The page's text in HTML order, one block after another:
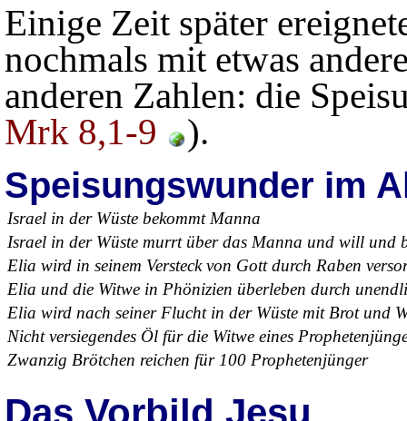
Einige Zeit später
nochmals mit etwas
anderen Zahlen: die
Mrk 8,1-9
).
Speisungswunder im
Israel in der Wüste bekommt Manna
Israel in der Wüste murrt über das Manna und will und
Elia wird in seinem Versteck von Gott durch Raben
Elia und die Witwe in Phönizien überleben durch
Elia wird nach seiner Flucht in der Wüste mit Brot und
Nicht versiegendes Öl für die Witwe eines
Zwanzig Brötchen reichen für 100 Prophetenjünger
Das Vorbild Jesu